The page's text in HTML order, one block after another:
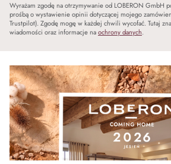
Wyrażam zgodę na otrzymywanie od LOBERON GmbH
prośbą o wystawienie opinii dotyczącej mojego
Trustpilot). Zgodę mogę w każdej chwili wycofać. Tutaj
wiadomości oraz informacje naochrony danych.